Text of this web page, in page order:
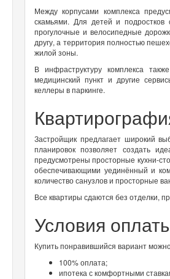
Между корпусами комплекса
скамьями. Для детей и подростков
прогулочные и велосипедные
другу, а территория полностью
жилой зоны.
В инфраструктуру комплекса
медицинский пункт и другие
келлеры в паркинге.
Застройщик предлагает широкий
планировок позволяет создать
предусмотрены просторные кухни-
обеспечивающими уединённый и
количество санузлов и просторные
Все квартиры сдаются без отделки,
Условия
Купить понравившийся вариант
100% оплата;
ипотека с комфортными